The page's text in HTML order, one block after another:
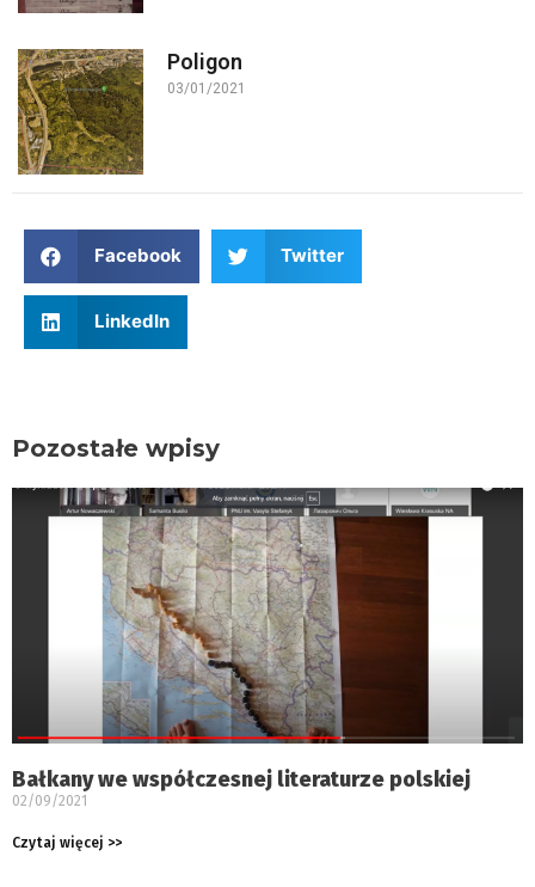
Poligon
03/01/2021
Facebook Twitter
LinkedIn
Pozostałe wpisy
Bałkany we współczesnej literaturze polskiej
02/09/2021
Czytaj więcej >>